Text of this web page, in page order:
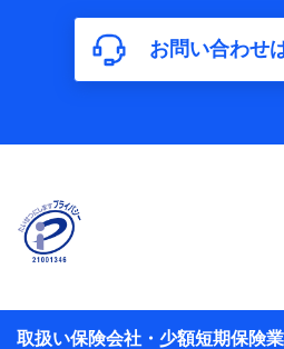
年数などの情報、ペットの種類や
れます。
【共同して利用する者の範囲】
株式会社NTTドコモ
当社又は株式会社NTTドコモが提
おけるユーザ登録受付および管理の
当社又は株式会社NTTドコモと取
れらに付帯、関連する当社、株式
会社のサービスを案内、提供する
お問い合わせ
取扱い保険会社・少額短期保険